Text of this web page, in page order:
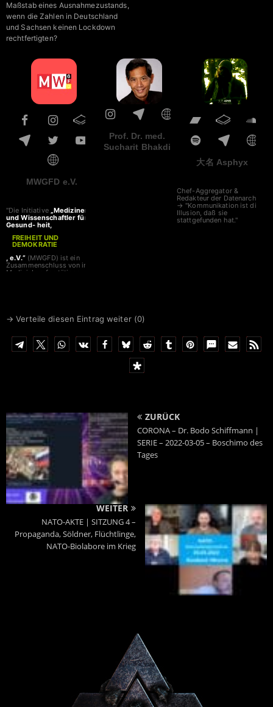
Maßstab eines Ausnahmezustands,
wenn die Zahlen in Deutschland
und Sachsen keinen Lockdown
rechtfertigten?
MWGFD e.V.
"Die Initiative „Mediziner
und Wissenschaftler für
Gesund- heit,
FREIHEIT UND
DEMOKRATIE
, e.V.“(MWGFD) ist ein
Zusammenschluss von in
Medizinberufen tätigen
FREIHEIT UND
DEMOKRATIE
beschäftigen. Wir haben
uns während der
Coronakrise in unserer Kritik
"
Prof. Dr. med.
Sucharit Bhakdi
大名 Asphyx
Chef-Aggregator &
Redakteur der Datenarche
→ "Kommunikation ist die
Illusion, daß sie
stattgefunden hat."
→ Verteile diesen Eintrag weiter (0)
ZURÜCK
CORONA – Dr. Bodo Schiffmann |
SERIE – 2022-03-05 – Boschimo des
Tages
WEITER
NATO-AKTE | SITZUNG 4 –
Propaganda, Söldner, Flüchtlinge,
NATO-Biolabore im Krieg
Powered By :